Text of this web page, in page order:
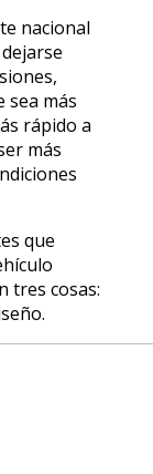
nacional
sea más
rápido a
más
que
tres cosas: